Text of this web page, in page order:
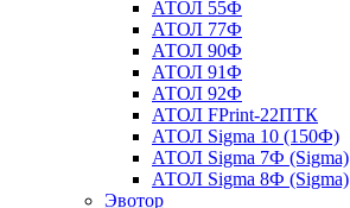
АТОЛ 55Ф
АТОЛ 77Ф
АТОЛ 90Ф
АТОЛ 91Ф
АТОЛ 92Ф
АТОЛ FPrint-22ПТК
АТОЛ Sigma 10 (150Ф)
АТОЛ Sigma 7Ф (Sigma)
АТОЛ Sigma 8Ф (Sigma)
Эвотор